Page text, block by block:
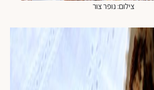
צילום: נופר צור